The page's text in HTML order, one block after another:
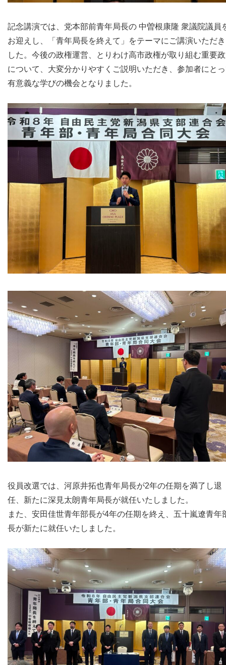
記念講演では、党本部前青年局長の 中曽根康隆 衆議院議員
お迎えし、「青年局長を終えて」をテーマにご講演いただ
した。今後の政権運営、とりわけ高市政権が取り組む重要
について、大変分かりやすくご説明いただき、参加者にと
有意義な学びの機会となりました。
役員改選では、河原井拓也青年局長が2年の任期を満了し退
任、新たに深見太朗青年局長が就任いたしました。
また、安田佳世青年部長が4年の任期を終え、五十嵐遼青年
長が新たに就任いたしました。